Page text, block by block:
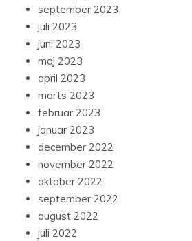
september 2023
juli 2023
juni 2023
maj 2023
april 2023
marts 2023
februar 2023
januar 2023
december 2022
november 2022
oktober 2022
september 2022
august 2022
juli 2022